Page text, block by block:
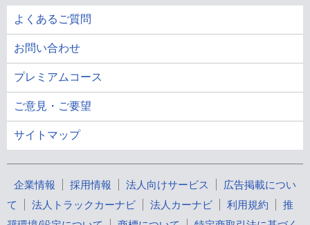
よくあるご質問
お問い合わせ
プレミアムコース
ご意見・ご要望
サイトマップ
企業情報 採用情報 法人向けサービス
広告掲載につい
て
法人トラックカーナビ 法人カーナビ 利用規約
推